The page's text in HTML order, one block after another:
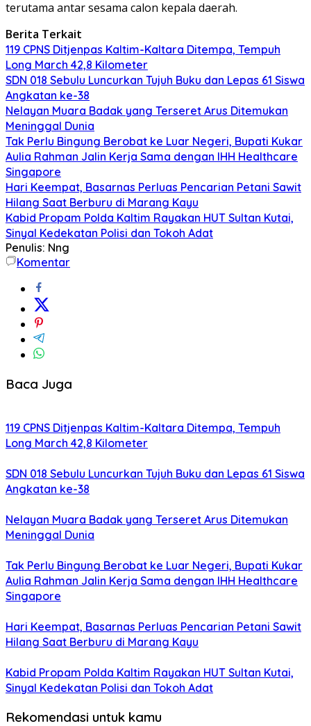
terutama antar sesama calon kepala daerah.
Berita Terkait
119 CPNS Ditjenpas Kaltim-Kaltara Ditempa, Tempuh
Long March 42,8 Kilometer
SDN 018 Sebulu Luncurkan Tujuh Buku dan Lepas 61 Siswa
Angkatan ke-38
Nelayan Muara Badak yang Terseret Arus Ditemukan
Meninggal Dunia
Tak Perlu Bingung Berobat ke Luar Negeri, Bupati Kukar
Aulia Rahman Jalin Kerja Sama dengan IHH Healthcare
Singapore
Hari Keempat, Basarnas Perluas Pencarian Petani Sawit
Hilang Saat Berburu di Marang Kayu
Kabid Propam Polda Kaltim Rayakan HUT Sultan Kutai,
Sinyal Kedekatan Polisi dan Tokoh Adat
Penulis: Nng
Komentar
Baca Juga
119 CPNS Ditjenpas Kaltim-Kaltara Ditempa, Tempuh
Long March 42,8 Kilometer
SDN 018 Sebulu Luncurkan Tujuh Buku dan Lepas 61 Siswa
Angkatan ke-38
Nelayan Muara Badak yang Terseret Arus Ditemukan
Meninggal Dunia
Tak Perlu Bingung Berobat ke Luar Negeri, Bupati Kukar
Aulia Rahman Jalin Kerja Sama dengan IHH Healthcare
Singapore
Hari Keempat, Basarnas Perluas Pencarian Petani Sawit
Hilang Saat Berburu di Marang Kayu
Kabid Propam Polda Kaltim Rayakan HUT Sultan Kutai,
Sinyal Kedekatan Polisi dan Tokoh Adat
Rekomendasi untuk kamu